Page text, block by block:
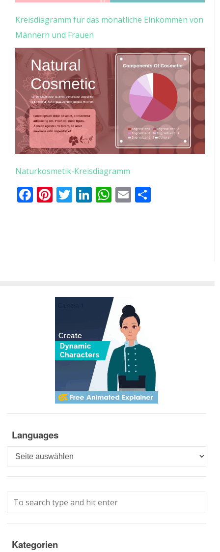
Kreisdiagramm für das monatliche Einkommen von
Männern und Frauen
Naturkosmetik-Kreisdiagramm
Facebook
Pinterest
Twitter
LinkedIn
WhatsApp
Email
Languages
Languages
Kategorien